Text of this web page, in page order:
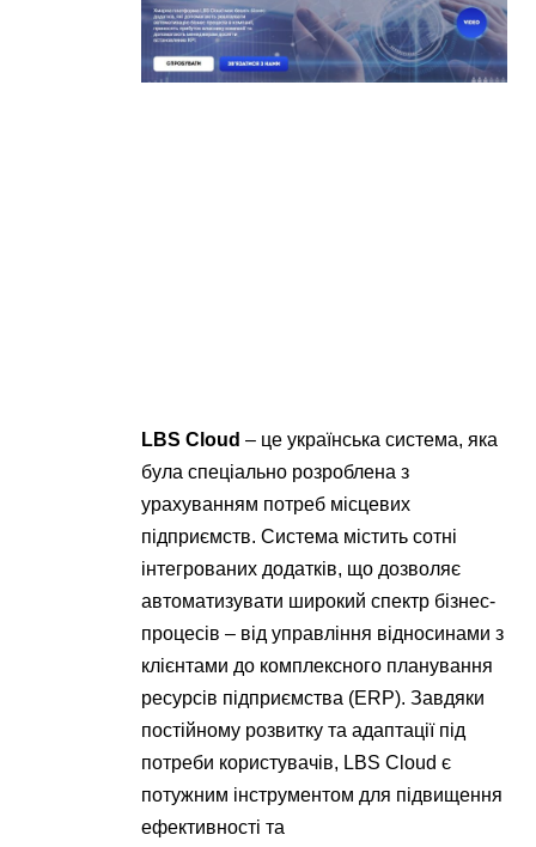
LBS Cloud – це українська система, яка
була спеціально розроблена з
урахуванням потреб місцевих
підприємств. Система містить сотні
інтегрованих додатків, що дозволяє
автоматизувати широкий спектр бізнес-
процесів – від управління відносинами з
клієнтами до комплексного планування
ресурсів підприємства (ERP). Завдяки
постійному розвитку та адаптації під
потреби користувачів, LBS Cloud є
потужним інструментом для підвищення
ефективності та